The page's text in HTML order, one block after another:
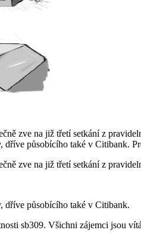
zve na již třetí setkání z
působícího také v Citibank.
zve na již třetí setkání z
dříve působícího také v Citibank.
sb309. Všichni zájemci jsou